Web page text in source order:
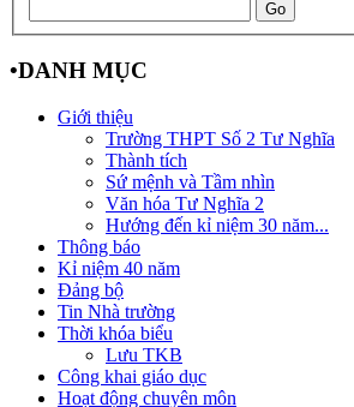
•DANH MỤC
Giới thiệu
Trường THPT Số 2 Tư Nghĩa
Thành tích
Sứ mệnh và Tầm nhìn
Văn hóa Tư Nghĩa 2
Hướng đến kỉ niệm 30 năm...
Thông báo
Kỉ niệm 40 năm
Đảng bộ
Tin Nhà trường
Thời khóa biểu
Lưu TKB
Công khai giáo dục
Hoạt động chuyên môn